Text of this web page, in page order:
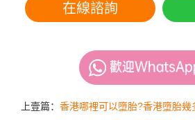
在線諮詢
上壹篇： 香港哪裡可以墮胎?香港墮胎幾